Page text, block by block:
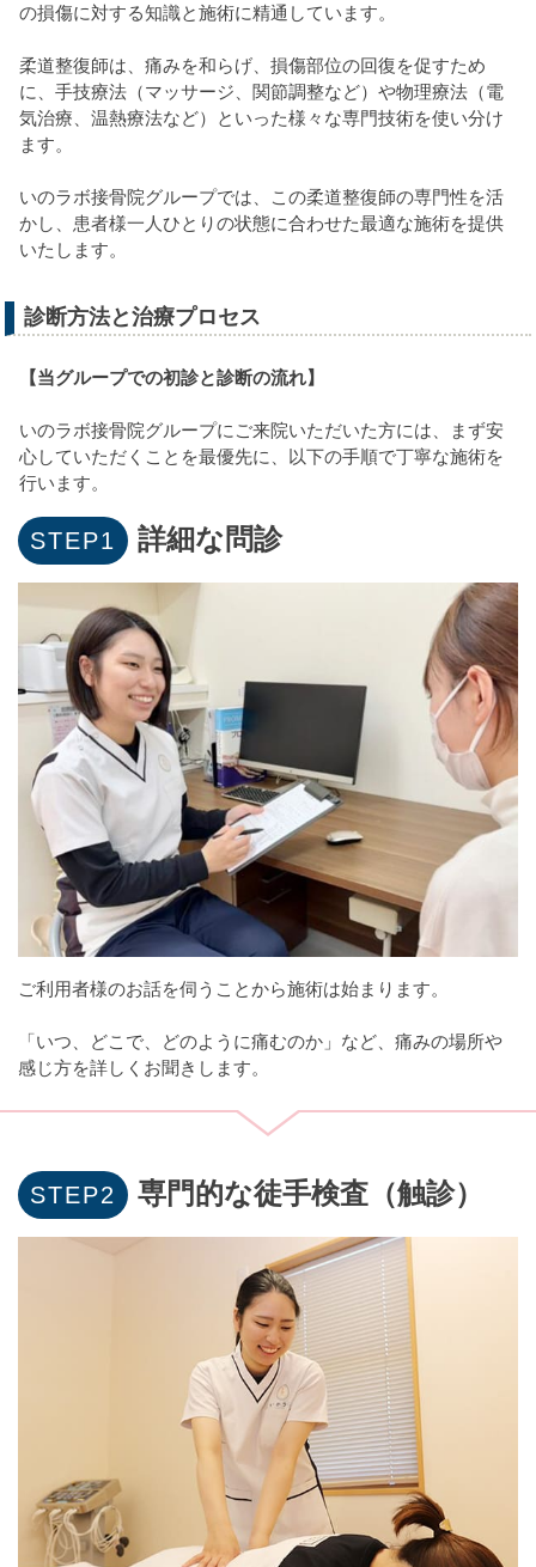
の損傷に対する知識と施術に精通しています。
柔道整復師は、痛みを和らげ、損傷部位の回復を促すため
に、手技療法（マッサージ、関節調整など）や物理療法（電
気治療、温熱療法など）といった様々な専門技術を使い分け
ます。
いのラボ接骨院グループでは、この柔道整復師の専門性を活
かし、患者様一人ひとりの状態に合わせた最適な施術を提供
いたします。
診断方法と治療プロセス
【当グループでの初診と診断の流れ】
いのラボ接骨院グループにご来院いただいた方には、まず安
心していただくことを最優先に、以下の手順で丁寧な施術を
行います。
詳細な問診
ご利用者様のお話を伺うことから施術は始まります。
「いつ、どこで、どのように痛むのか」など、痛みの場所や
感じ方を詳しくお聞きします。
専門的な徒手検査（触診）